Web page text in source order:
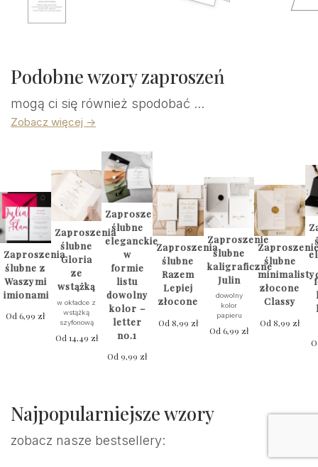
Podobne wzory zaproszeń
mogą ci się również spodobać ...
Zobacz więcej ->
Zaproszenia
ślubne z
Waszymi
imionami
Od6,99zł
Zaproszenia
ślubne
Gloria
ze
wstążką
w okładce z
wstążką
szyfonową
Od 14,49 zł
Zaproszenia
ślubne
eleganckie
w
formie
listu
dowolny
kolor –
letter
no.1
Od9,99zł
Zaproszenia
ślubne
Razem
Lepiej
złocone
Od 8,99 zł
Zaproszenie
ślubne
kaligraficzne
Julin
dowolny
kolor
papieru
Od6,99zł
ślubne
złocone
Classy
Od 8,99zł
Najpopularniejsze wzory
zobacz nasze bestsellery: